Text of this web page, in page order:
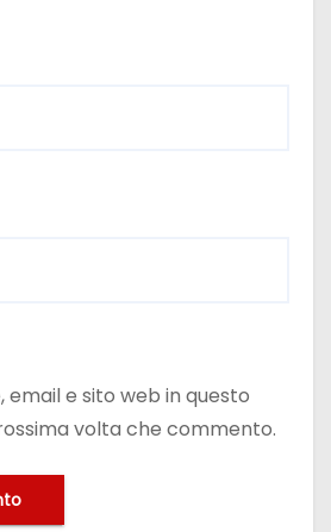
email e sito web in questo
volta che commento.